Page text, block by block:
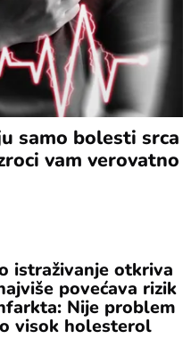
samo bolesti srca
vam verovatno
istraživanje otkriva
povećava rizik
Nije problem
visok holesterol